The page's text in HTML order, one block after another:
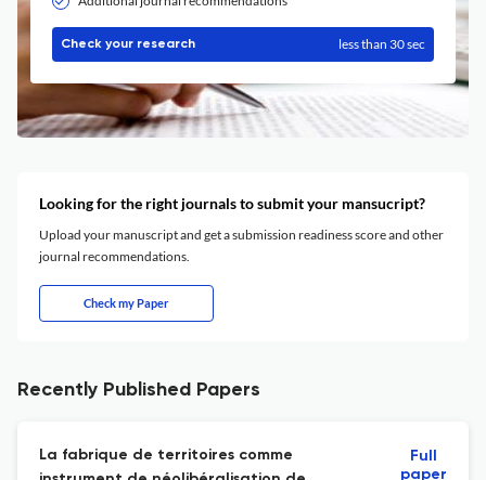
Check your research less than 30 sec
Looking for the right journals to submit your mansucript?
Upload your manuscript and get a submission readiness score and other
journal recommendations.
Check my Paper
Recently Published Papers
La fabrique de territoires comme
Full
paper